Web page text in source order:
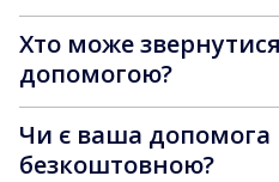
Хто може
допомогою?
Чи є ваша допомога
безкоштовною?